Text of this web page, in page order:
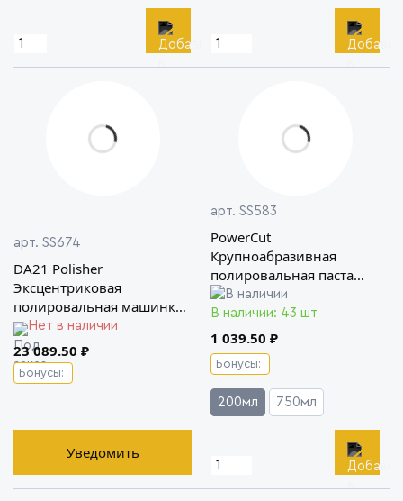
арт. SS674
DA21 Polisher
Эксцентриковая
полировальная машинка
Shine Systems
Нет в наличии
23 089.50 ₽
Бонусы:
Уведомить
арт. SS583
PowerCut
Крупноабразивная
полировальная паста
Shine Systems
В наличии: 43 шт
1 039.50 ₽
Бонусы:
200мл 750мл